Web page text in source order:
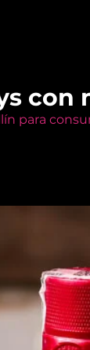
con
para